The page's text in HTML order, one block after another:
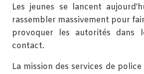
Les jeunes se lancent
rassembler massivement pour
provoquer les autorités dans
contact.
La mission des services de